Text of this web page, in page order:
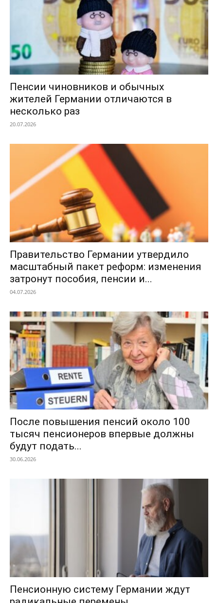
Пенсии чиновников и обычных
жителей Германии отличаются в
несколько раз
20.07.2026
Правительство Германии утвердило
масштабный пакет реформ: изменения
затронут пособия, пенсии и...
04.07.2026
После повышения пенсий около 100
тысяч пенсионеров впервые должны
будут подать...
30.06.2026
Пенсионную систему Германии ждут